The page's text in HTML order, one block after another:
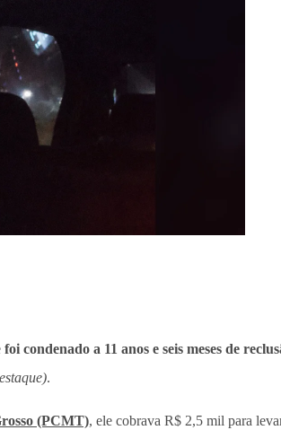
foi condenado a 11 anos e seis meses de
.
(PCMT), ele cobrava R$ 2,5 mil para